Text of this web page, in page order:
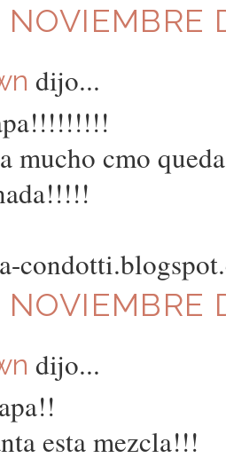
NOVIEMBRE
dijo...
mucho cmo
NOVIEMBRE
dijo...
esta mezcla!!!